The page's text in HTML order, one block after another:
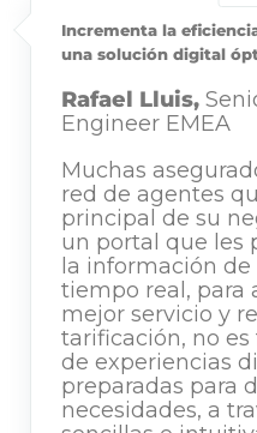
Incrementa la
una solución digital
Rafael Lluis,
Engineer EMEA
Muchas
red de agentes
principal de su
un portal que les
la información de
tiempo real, para
mejor servicio y
tarificación, no es
de experiencias
preparadas para
necesidades, a